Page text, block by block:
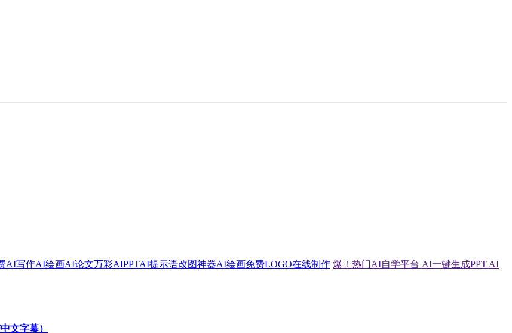
AI写作AI绘画AI论文万彩AIPPTAI提示语改图神器AI绘画免费LOGO在线制作 爆！热门AI自学平台 AI一键生成PPT AI
文字幕）